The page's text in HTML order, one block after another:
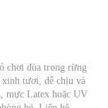
chơi đùa trong rừng
xinh tươi, dễ chịu và
mực Latex hoặc UV